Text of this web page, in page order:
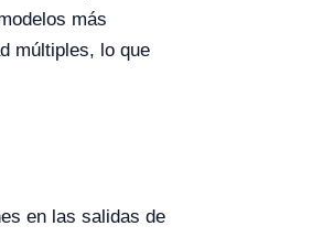
más
múltiples, lo que
en las salidas de